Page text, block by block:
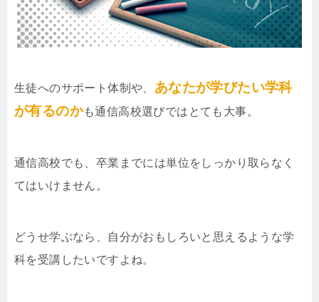
生徒へのサポート体制や、 あなたが学びたい学科
が有るのかも通信高校選びではとても大事。
通信高校でも、卒業までには単位をしっかり取らなく
てはいけません。
どうせ学ぶなら、自分がおもしろいと思えるような学
科を受講したいですよね。